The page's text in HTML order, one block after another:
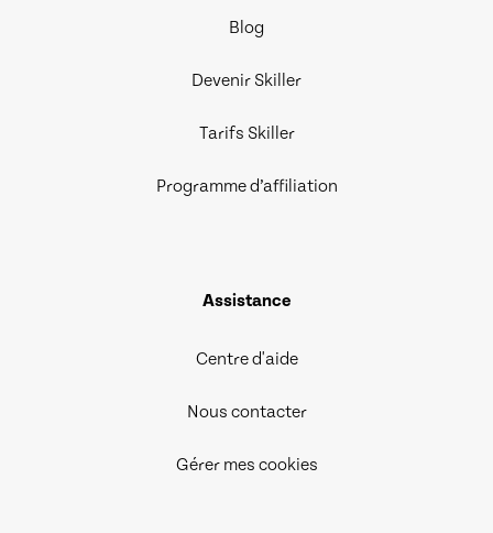
Blog
Devenir Skiller
Tarifs Skiller
Programme d’affiliation
Assistance
Centre d'aide
Nous contacter
Gérer mes cookies